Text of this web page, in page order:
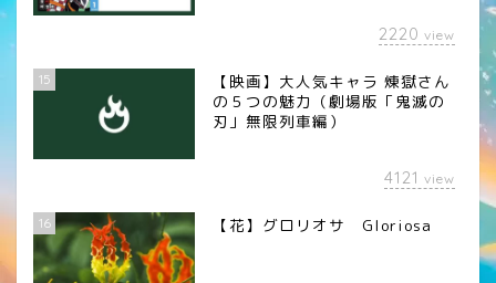
2220 view
15
【映画】大人気キャラ 煉󠄁獄さん
の５つの魅力（劇場版「鬼滅の
刃」無限列車編）
4121 view
16 【花】グロリオサ Gloriosa